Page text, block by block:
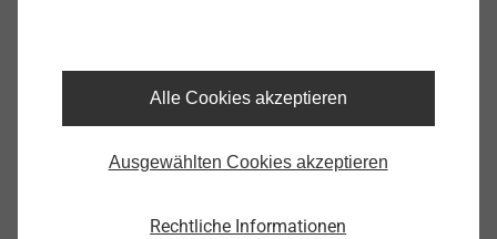
Direktmontage
Alle Cookies akzeptieren
Ausgewählten Cookies akzeptieren
Rechtliche Informationen